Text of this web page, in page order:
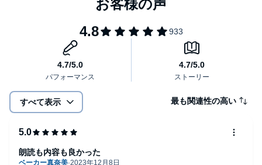
すべて表示 最も関連性の高い
朗読も内容も良かった